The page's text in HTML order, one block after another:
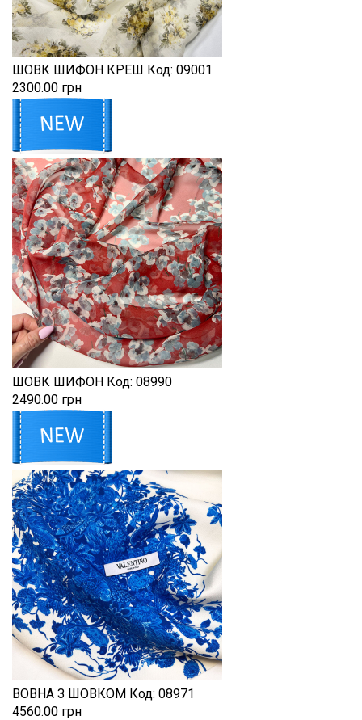
ШОВК ШИФОН КРЕШ Код: 09001
2300.00 грн
ШОВК ШИФОН Код: 08990
2490.00 грн
ВОВНА З ШОВКОМ Код: 08971
4560.00 грн